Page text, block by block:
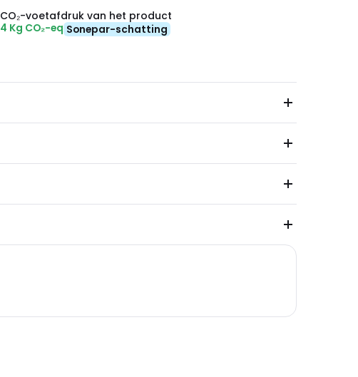
CO₂-voetafdruk van het product
4 Kg CO₂-eq Sonepar-schatting